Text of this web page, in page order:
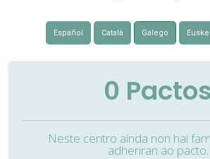
Español Català Galego
0 Pactos
Neste centro aínda non hai
adheriran ao pacto.